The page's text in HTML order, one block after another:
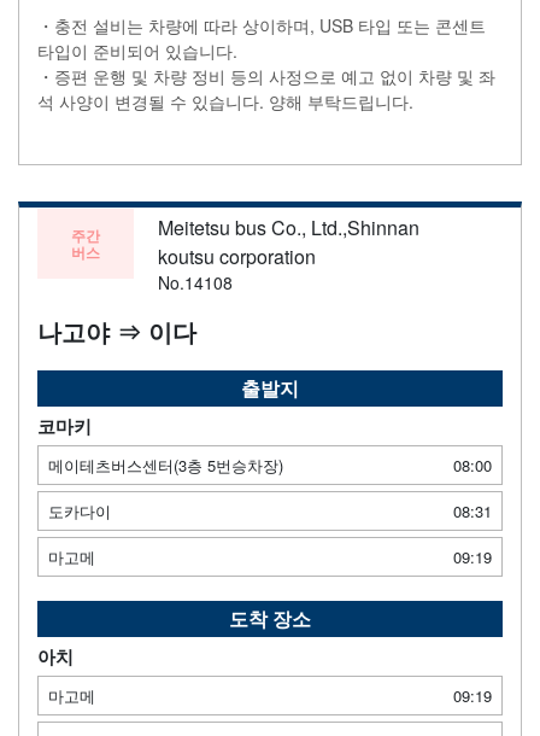
・충전 설비는 차량에 따라 상이하며, USB 타입 또는 콘센트
타입이 준비되어 있습니다.
・증편 운행 및 차량 정비 등의 사정으로 예고 없이 차량 및 좌
석 사양이 변경될 수 있습니다. 양해 부탁드립니다.
주간
버스
Meitetsu bus Co., Ltd.,Shinnan
koutsu corporation
No.14108
나고야 ⇒ 이다
출발지
코마키
메이테츠버스센터(3층 5번승차장)
08:00
도카다이
08:31
마고메
09:19
도착 장소
아치
마고메
09:19